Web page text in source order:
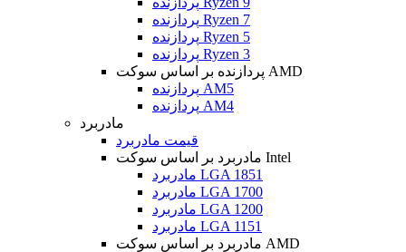
پردازنده Ryzen 7
پردازنده Ryzen 5
پردازنده Ryzen 3
پردازنده بر اساس سوکت AMD
پردازنده AM5
پردازنده AM4
مادربرد
قیمت مادربرد
مادربرد بر اساس سوکت Intel
مادربرد LGA 1851
مادربرد LGA 1700
مادربرد LGA 1200
مادربرد LGA 1151
مادربرد بر اساس سوکت AMD